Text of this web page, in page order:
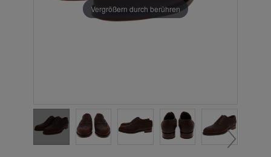
Vergrößern durch berühren